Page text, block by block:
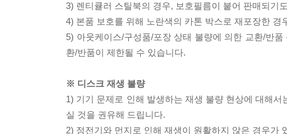
3) 렌티큘러 스틸북의 경우, 보호필름이 붙어 판매되기
4) 본품 보호를 위해 노란색의 카톤 박스로 재포장한
5) 아웃케이스/구성품/포장 상태 불량에 의한 교환/반
환/반품이 제한될 수 있습니다.
※ 디스크 재생 불량
1) 기기 문제로 인해 발생하는 재생 불량 현상에 대해
실 것을 권유해 드립니다.
2) 정전기와 먼지로 인해 재생이 원활하지 않은 경우가